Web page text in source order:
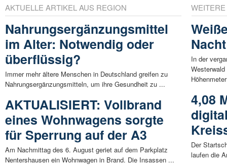
AKTUELLE ARTIKEL AUS REGION
Nahrungsergänzungsmittel
im Alter: Notwendig oder
überflüssig?
Immer mehr ältere Menschen in Deutschland greifen zu
Nahrungsergänzungsmitteln, um ihre Gesundheit zu ...
AKTUALISIERT: Vollbrand
eines Wohnwagens sorgte
für Sperrung auf der A3
Am Nachmittag des 6. August geriet auf dem Parkplatz
Nentershausen ein Wohnwagen in Brand. Die Insassen ...
Nacht
In der
4,08
Der
laufen die